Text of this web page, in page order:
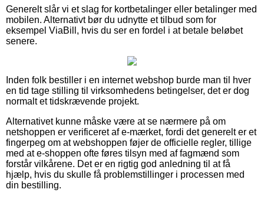
Generelt slår vi et slag for kortbetalinger eller betalinger med
mobilen. Alternativt bør du udnytte et tilbud som for
eksempel ViaBill, hvis du ser en fordel i at betale beløbet
senere.
Inden folk bestiller i en internet webshop burde man til hver
en tid tage stilling til virksomhedens betingelser, det er dog
normalt et tidskrævende projekt.
Alternativet kunne måske være at se nærmere på om
netshoppen er verificeret af e-mærket, fordi det generelt er et
fingerpeg om at webshoppen føjer de officielle regler, tillige
med at e-shoppen ofte føres tilsyn med af fagmænd som
forstår vilkårene. Det er en rigtig god anledning til at få
hjælp, hvis du skulle få problemstillinger i processen med
din bestilling.